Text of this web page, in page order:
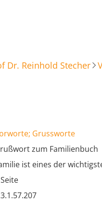
Dr. Reinhold Stecher
Grussworte
zum Familienbuch
ist eines der